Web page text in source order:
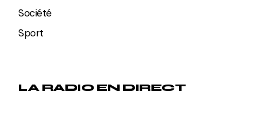
Société
Sport
LA RADIO EN DIRECT